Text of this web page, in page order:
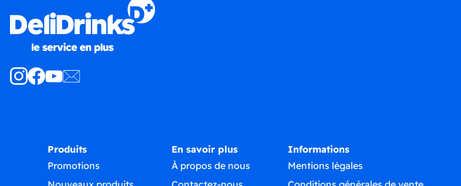
Produits
Promotions
En savoir plus
À propos de nous
Informations
Mentions légales